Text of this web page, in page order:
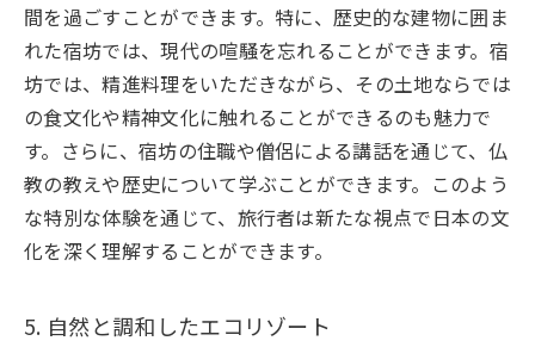
間を過ごすことができます。特に、歴史的な建物に囲ま
れた宿坊では、現代の喧騒を忘れることができます。宿
坊では、精進料理をいただきながら、その土地ならでは
の食文化や精神文化に触れることができるのも魅力で
す。さらに、宿坊の住職や僧侶による講話を通じて、仏
教の教えや歴史について学ぶことができます。このよう
な特別な体験を通じて、旅行者は新たな視点で日本の文
化を深く理解することができます。
5. 自然と調和したエコリゾート